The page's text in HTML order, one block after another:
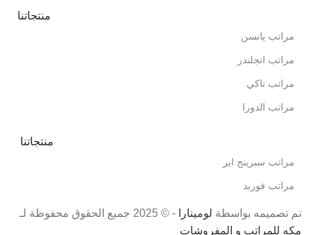
منتجاتنا
مراتب يانسن
مراتب انجلندر
مراتب تاكي
مراتب الدورا
منتجاتنا
مراتب سبرينج اير
مراتب فوربد
تم تصميمه بواسطة لومينارا
- © 2025 جميع الحقوق محفوظة لـ
مكه للمراتب و المفروشات